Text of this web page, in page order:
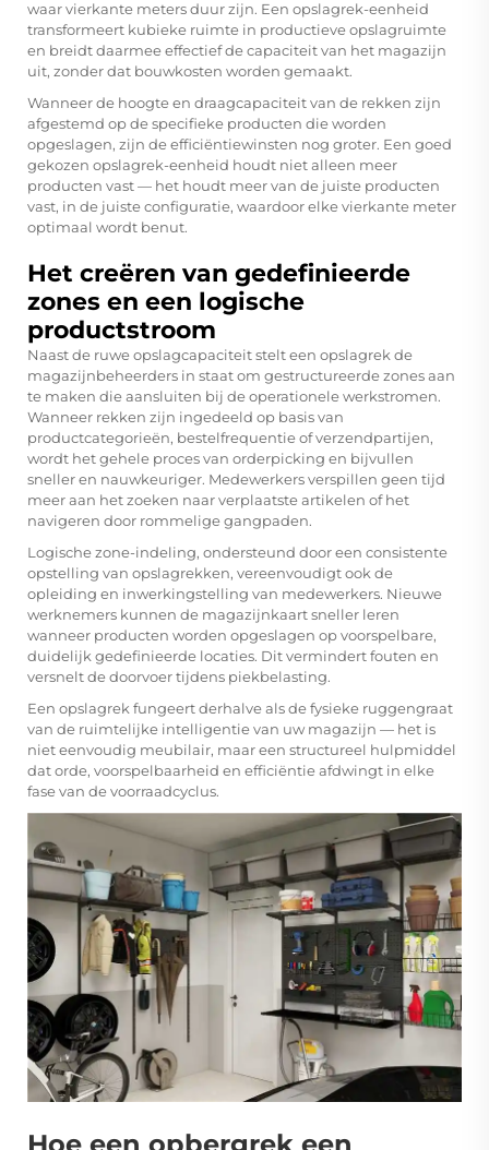
waar vierkante meters duur zijn. Een opslagrek-eenheid
transformeert kubieke ruimte in productieve opslagruimte
en breidt daarmee effectief de capaciteit van het magazijn
uit, zonder dat bouwkosten worden gemaakt.
Wanneer de hoogte en draagcapaciteit van de rekken zijn
afgestemd op de specifieke producten die worden
opgeslagen, zijn de efficiëntiewinsten nog groter. Een goed
gekozen opslagrek-eenheid houdt niet alleen meer
producten vast — het houdt meer van de juiste producten
vast, in de juiste configuratie, waardoor elke vierkante meter
optimaal wordt benut.
Het creëren van gedefinieerde
zones en een logische
productstroom
Naast de ruwe opslagcapaciteit stelt een opslagrek de
magazijnbeheerders in staat om gestructureerde zones aan
te maken die aansluiten bij de operationele werkstromen.
Wanneer rekken zijn ingedeeld op basis van
productcategorieën, bestelfrequentie of verzendpartijen,
wordt het gehele proces van orderpicking en bijvullen
sneller en nauwkeuriger. Medewerkers verspillen geen tijd
meer aan het zoeken naar verplaatste artikelen of het
navigeren door rommelige gangpaden.
Logische zone-indeling, ondersteund door een consistente
opstelling van opslagrekken, vereenvoudigt ook de
opleiding en inwerkingstelling van medewerkers. Nieuwe
werknemers kunnen de magazijnkaart sneller leren
wanneer producten worden opgeslagen op voorspelbare,
duidelijk gedefinieerde locaties. Dit vermindert fouten en
versnelt de doorvoer tijdens piekbelasting.
Een opslagrek fungeert derhalve als de fysieke ruggengraat
van de ruimtelijke intelligentie van uw magazijn — het is
niet eenvoudig meubilair, maar een structureel hulpmiddel
dat orde, voorspelbaarheid en efficiëntie afdwingt in elke
fase van de voorraadcyclus.